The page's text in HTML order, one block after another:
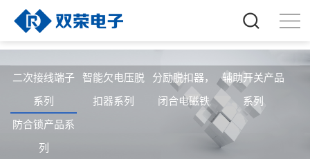
二次接线端子
系列
智能欠电压脱
扣器系列
分励脱扣器，
闭合电磁铁
辅助开关产品
系列
防合锁产品系
列